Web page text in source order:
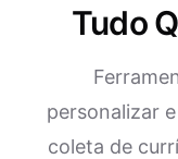
Tudo
personalizar
coleta de